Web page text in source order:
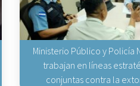
Ministerio Público y Policía
trabajan en líneas
conjuntas contra la